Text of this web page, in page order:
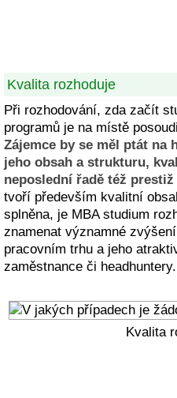
Kvalita rozhoduje
Při rozhodování, zda začít
programů je na místě
Zájemce by se měl ptát na
jeho obsah a strukturu,
neposlední řadě též
tvoří především kvalitní
splněna, je MBA studium
znamenat významné
pracovním trhu a jeho
zaměstnance či headhuntery.
Kvalita